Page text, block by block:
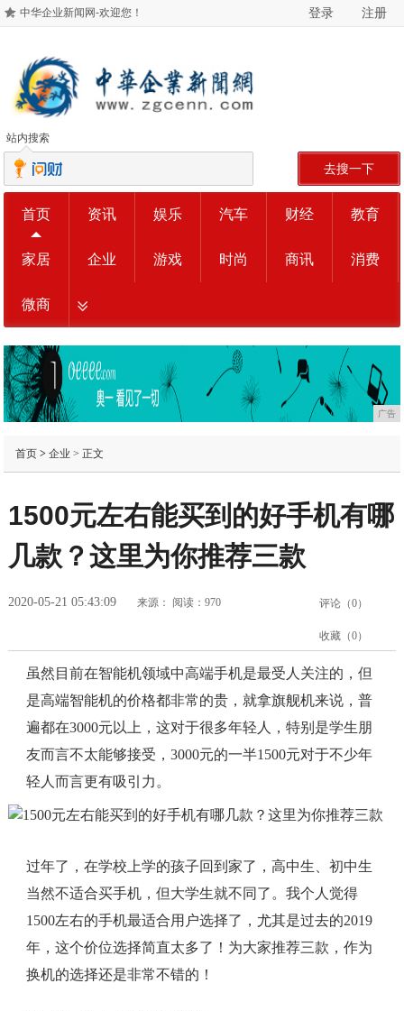
中华企业新闻网-欢迎您！ 登录 注册
站内搜索
去搜一下
首页 资讯 娱乐 汽车 财经 教育
家居 企业 游戏 时尚 商讯 消费
微商
广告
首页> 企业 > 正文
1500元左右能买到的好手机有哪
几款？这里为你推荐三款
2020-05-21 05:43:09 来源： 阅读：970 评论（0）
收藏（0）
虽然目前在智能机领域中高端手机是最受人关注的，但
是高端智能机的价格都非常的贵，就拿旗舰机来说，普
遍都在3000元以上，这对于很多年轻人，特别是学生朋
友而言不太能够接受，3000元的一半1500元对于不少年
轻人而言更有吸引力。
过年了，在学校上学的孩子回到家了，高中生、初中生
当然不适合买手机，但大学生就不同了。我个人觉得
1500左右的手机最适合用户选择了，尤其是过去的2019
年，这个价位选择简直太多了！为大家推荐三款，作为
换机的选择还是非常不错的！